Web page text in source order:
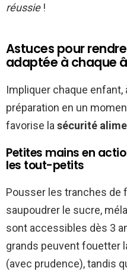
réussie!
Astuces pour
adaptée à chaque
Impliquer chaque enfant,
préparation en un
favorise la sécurité
Petites mains en
les tout-petits
Pousser les tranches de
saupoudrer le sucre,
sont accessibles dès 3
grands peuvent fouetter
(avec prudence), tandis